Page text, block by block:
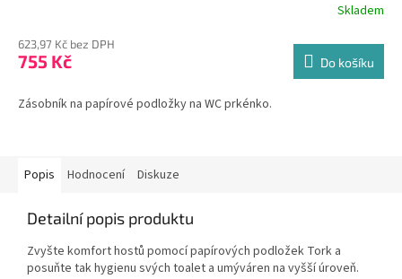
Skladem
623,97 Kč bez DPH
755 Kč Do košíku
Zásobník na papírové podložky na WC prkénko.
Popis Hodnocení Diskuze
Detailní popis produktu
Zvyšte komfort hostů pomocí papírových podložek Tork a
posuňte tak hygienu svých toalet a umýváren na vyšší úroveň.